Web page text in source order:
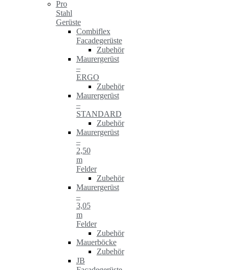
Pro
Stahl
Gerüste
Combiflex
Facadegerüste
Zubehör
Maurergerüst
–
ERGO
Zubehör
Maurergerüst
–
STANDARD
Zubehör
Maurergerüst
–
2,50
m
Felder
Zubehör
Maurergerüst
–
3,05
m
Felder
Zubehör
Mauerböcke
Zubehör
JB